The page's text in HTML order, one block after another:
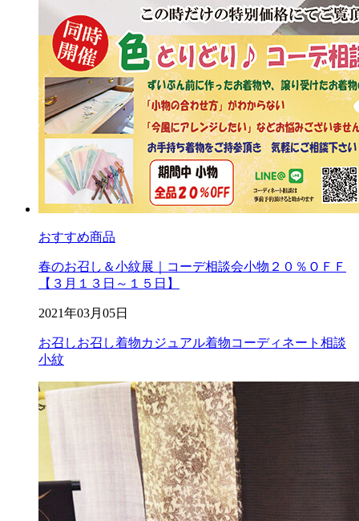
おすすめ商品
春のお召し＆小紋展｜コーデ相談会小物２０％ＯＦＦ
【３月１３日～１５日】
2021年03月05日
お召しお召し着物カジュアル着物コーディネート相談
小紋